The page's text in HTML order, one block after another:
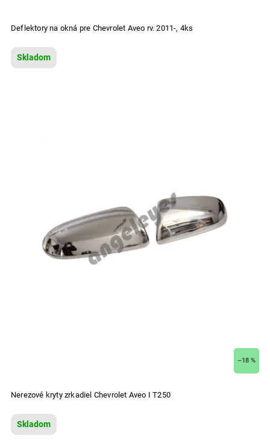
Deflektory na okná pre Chevrolet Aveo rv. 2011-, 4ks
Skladom
–18 %
Nerezové kryty zrkadiel Chevrolet Aveo I T250
Skladom